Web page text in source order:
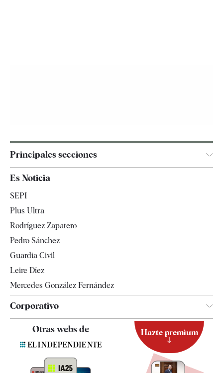
Principales secciones
España
Televisión
Es Noticia
SEPI
Plus Ultra
Rodríguez Zapatero
Pedro Sánchez
Guardia Civil
Leire Díez
Mercedes González Fernández
Corporativo
Contacto
Otras webs de Hazte premium